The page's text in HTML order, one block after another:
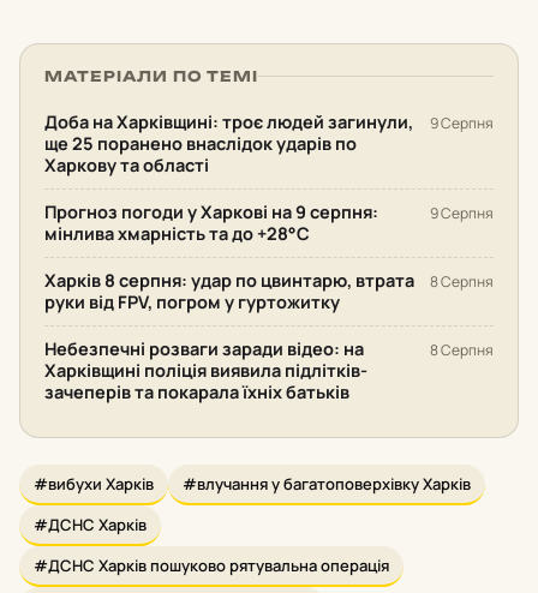
МАТЕРІАЛИ ПО ТЕМІ
Доба на Харківщині: троє людей загинули,
ще 25 поранено внаслідок ударів по
Харкову та області
9 Серпня
Прогноз погоди у Харкові на 9 серпня:
мінлива хмарність та до +28°С
9 Серпня
Харків 8 серпня: удар по цвинтарю, втрата
руки від FPV, погром у гуртожитку
8 Серпня
Небезпечні розваги заради відео: на
Харківщині поліція виявила підлітків-
зачеперів та покарала їхніх батьків
8 Серпня
#вибухи Харків
#влучання у багатоповерхівку Харків
#ДСНС Харків
#ДСНС Харків пошуково рятувальна операція